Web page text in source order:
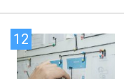
12